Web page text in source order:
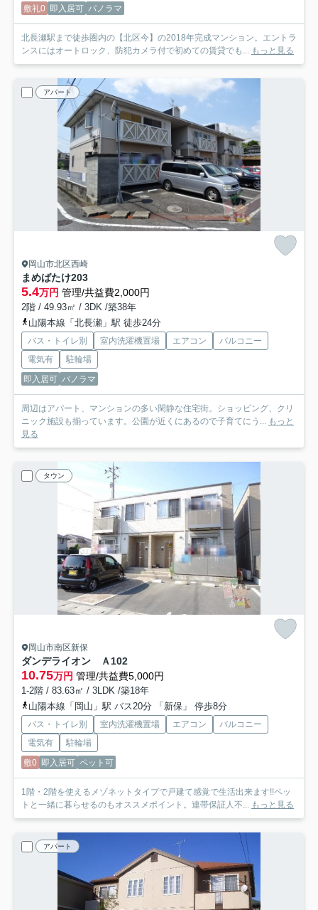
敷礼0 即入居可 パノラマ
北長瀬駅まで徒歩圏内の【北区今】の2018年完成マンション。エントラ
ンスにはオートロック、防犯カメラ付で初めての賃貸でも...
もっと見る
アパート
岡山市北区西崎
まめばたけ203
5.4万円 管理/共益費2,000円
2階 / 49.93㎡ / 3DK /築38年
山陽本線「北長瀬」駅 徒歩24分
バス・トイレ別 室内洗濯機置場 エアコン
バルコニー
電気有
駐輪場
即入居可 パノラマ
周辺はアパート、マンションの多い閑静な住宅街。ショッピング、クリ
ニック施設も揃っています。公園が近くにあるので子育てにう...
もっと
見る
タウン
岡山市南区新保
ダンデライオン Ａ 102
10.75万円 管理/共益費5,000円
1-2階 / 83.63㎡ / 3LDK /築18年
山陽本線「岡山」駅 バス20分 「新保」 停歩8分
バス・トイレ別 室内洗濯機置場 エアコン
バルコニー
電気有
駐輪場
敷0 即入居可 ペット可
1階・2階を使えるメゾネットタイプで戸建て感覚で生活出来ます!!ペッ
トと一緒に暮らせるのもオススメポイント。連帯保証人不...
もっと見る
アパート